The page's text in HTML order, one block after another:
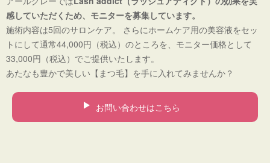
感していただくため、モニターを募集しています。
施術内容は5回のサロンケア。 さらにホームケア用の美容液をセッ
トにして通常44,000円（税込）のところを、モニター価格として
33,000円（税込）でご提供いたします。
あたなも豊かで美しい【まつ毛】を手に入れてみませんか？
お問い合わせはこちら